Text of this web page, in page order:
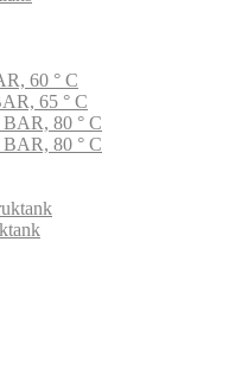
60 ° C
65 ° C
80 ° C
80 ° C